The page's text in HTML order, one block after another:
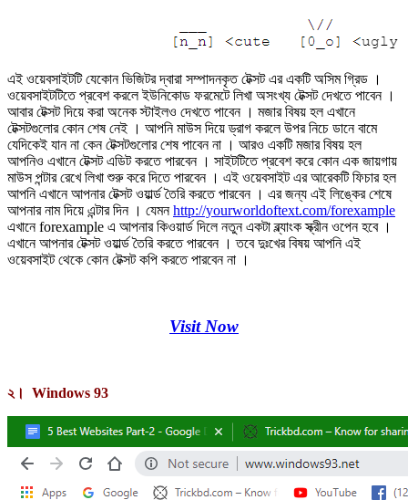
এই ওয়েবসাইটটি যেকোন ভিজিটর দ্বারা সম্পাদনকৃত টেক্সট এর একটি অসিম গ্রিড ।
ওয়েবসাইটটিতে প্রবেশ করলে ইউনিকোড ফরমেটে লিখা অসংখ্য টেক্সট দেখতে পাবেন ।
আবার টেক্সট দিয়ে করা অনেক স্টাইলও দেখতে পাবেন । মজার বিষয় হল এখানে
টেক্সটগুলোর কোন শেষ নেই । আপনি মাউস দিয়ে ড্রাগ করলে উপর নিচে ডানে বামে
যেদিকেই যান না কেন টেক্সটগুলোর শেষ পাবেন না । আরও একটি মজার বিষয় হল
আপনিও এখানে টেক্সট এডিট করতে পারবেন । সাইটটিতে প্রবেশ করে কোন এক জায়গায়
মাউস পন্টার রেখে লিখা শুরু করে দিতে পারবেন । এই ওয়েবসাইট এর আরেকটি ফিচার হল
আপনি এখানে আপনার টেক্সট ওয়ার্ল্ড তৈরি করতে পারবেন । এর জন্য এই লিঙ্কের শেষে
আপনার নাম দিয়ে এন্টার দিন । যেমনhttp://yourworldoftext.com/forexample
এখানে forexample এ আপনার কিওয়ার্ড দিলে নতুন একটা ব্ল্যাংক স্ক্রীন ওপেন হবে ।
এখানে আপনার টেক্সট ওয়ার্ল্ড তৈরি করতে পারবেন । তবে দুঃখের বিষয় আপনি এই
ওয়েবসাইট থেকে কোন টেক্সট কপি করতে পারবেন না ।
Visit Now
২। Windows 93